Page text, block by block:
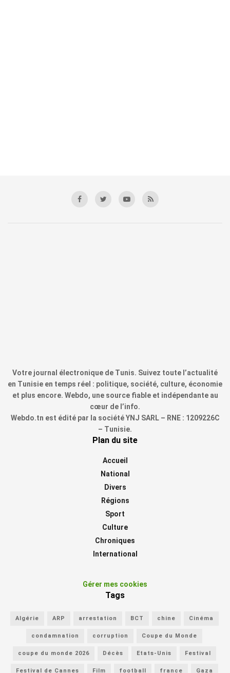
Votre journal électronique de Tunis. Suivez toute l’actualité
en Tunisie en temps réel : politique, société, culture, économie
et plus encore. Webdo, une source fiable et indépendante au
cœur de l’info.
Webdo.tn est édité par la société YNJ SARL – RNE : 1209226C
– Tunisie.
Plan du site
Accueil
National
Divers
Régions
Sport
Culture
Chroniques
International
Gérer mes cookies
Tags
Algérie ARP arrestation BCT chine Cinéma
condamnation corruption Coupe du Monde
coupe du monde 2026 Décès Etats-Unis Festival
Festival de Cannes Film football france Gaza